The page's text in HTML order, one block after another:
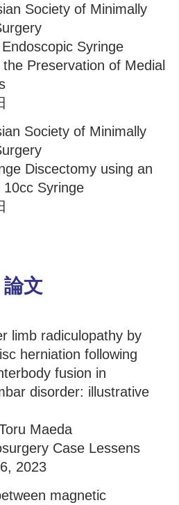
Society of Minimally
Syringe
Preservation of Medial
Society of Minimally
Discectomy using an
Syringe
論文
limb radiculopathy by
herniation following
fusion in
disorder: illustrative
Maeda
Case Lessens
2023
magnetic